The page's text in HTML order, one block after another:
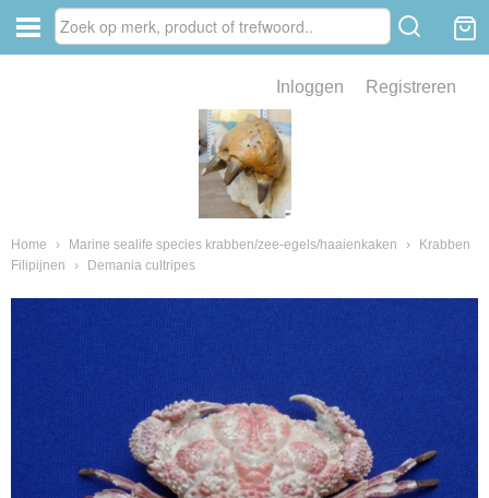
Inloggen Registreren
Home › Marine sealife species krabben/zee-egels/haaienkaken ›
Krabben
Filipijnen
› Demania cultripes
van fossielen en mineralen